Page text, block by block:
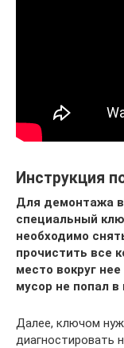
Инструкция
Для демонтажа
специальный
необходимо
прочистить все
место вокруг
мусор не попал в
Далее, ключом
диагностировать